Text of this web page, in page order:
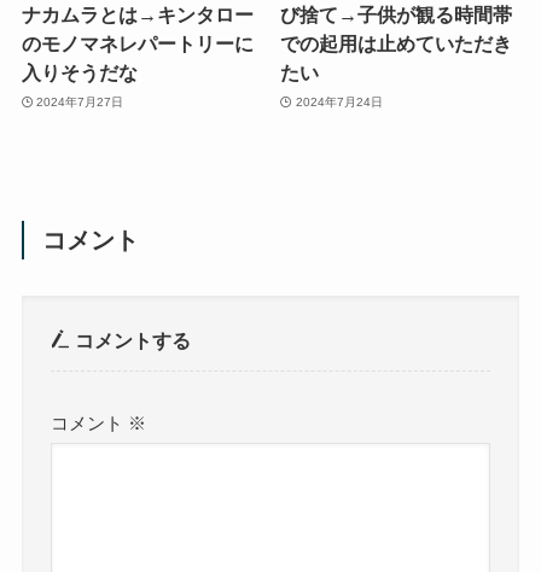
ナカムラとは→キンタロー
のモノマネレパートリーに
入りそうだな
2024年7月27日
び捨て→子供が観る時間帯
での起用は止めていただき
たい
2024年7月24日
コメント
コメントする
コメント ※